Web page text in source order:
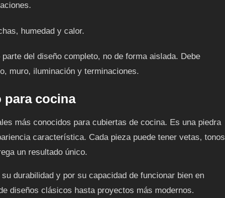
humedad y calor.
del diseño completo, no de forma aislada. Debe
muro, iluminación y terminaciones.
para cocina
más conocidos para cubiertas de cocina. Es una piedra
característica. Cada pieza puede tener vetas, tonos
un resultado único.
durabilidad y por su capacidad de funcionar bien en
diseños clásicos hasta proyectos más modernos.